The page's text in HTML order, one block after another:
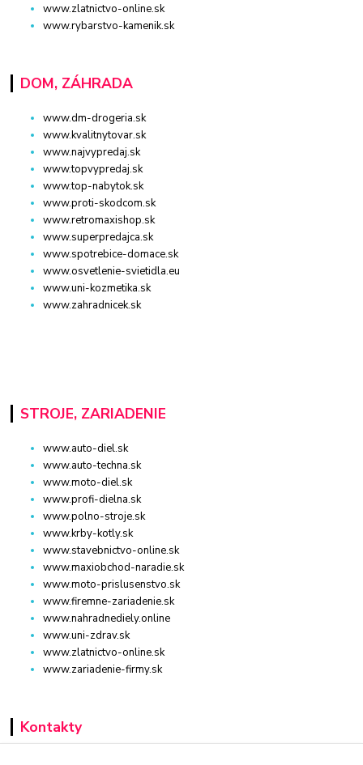
www.zlatnictvo-online.sk
www.rybarstvo-kamenik.sk
DOM, ZÁHRADA
www.dm-drogeria.sk
www.kvalitnytovar.sk
www.najvypredaj.sk
www.topvypredaj.sk
www.top-nabytok.sk
www.proti-skodcom.sk
www.retromaxishop.sk
www.superpredajca.sk
www.spotrebice-domace.sk
www.osvetlenie-svietidla.eu
www.uni-kozmetika.sk
www.zahradnicek.sk
STROJE, ZARIADENIE
www.auto-diel.sk
www.auto-techna.sk
www.moto-diel.sk
www.profi-dielna.sk
www.polno-stroje.sk
www.krby-kotly.sk
www.stavebnictvo-online.sk
www.maxiobchod-naradie.sk
www.moto-prislusenstvo.sk
www.firemne-zariadenie.sk
www.nahradnediely.online
www.uni-zdrav.sk
www.zlatnictvo-online.sk
www.zariadenie-firmy.sk
Kontakty